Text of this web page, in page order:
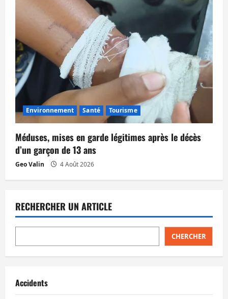
Environnement Santé Tourisme
Méduses, mises en garde légitimes après le décès
d’un garçon de 13 ans
Geo Valin 4 Août 2026
RECHERCHER UN ARTICLE
CHERCHER
Accidents